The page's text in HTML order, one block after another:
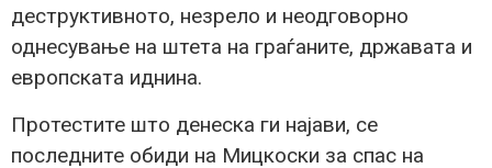
деструктивното, незрело и неодговорно
однесување на штета на граѓаните, државата и
европската иднина.
Протестите што денеска ги најави, се
последните обиди на Мицкоски за спас на